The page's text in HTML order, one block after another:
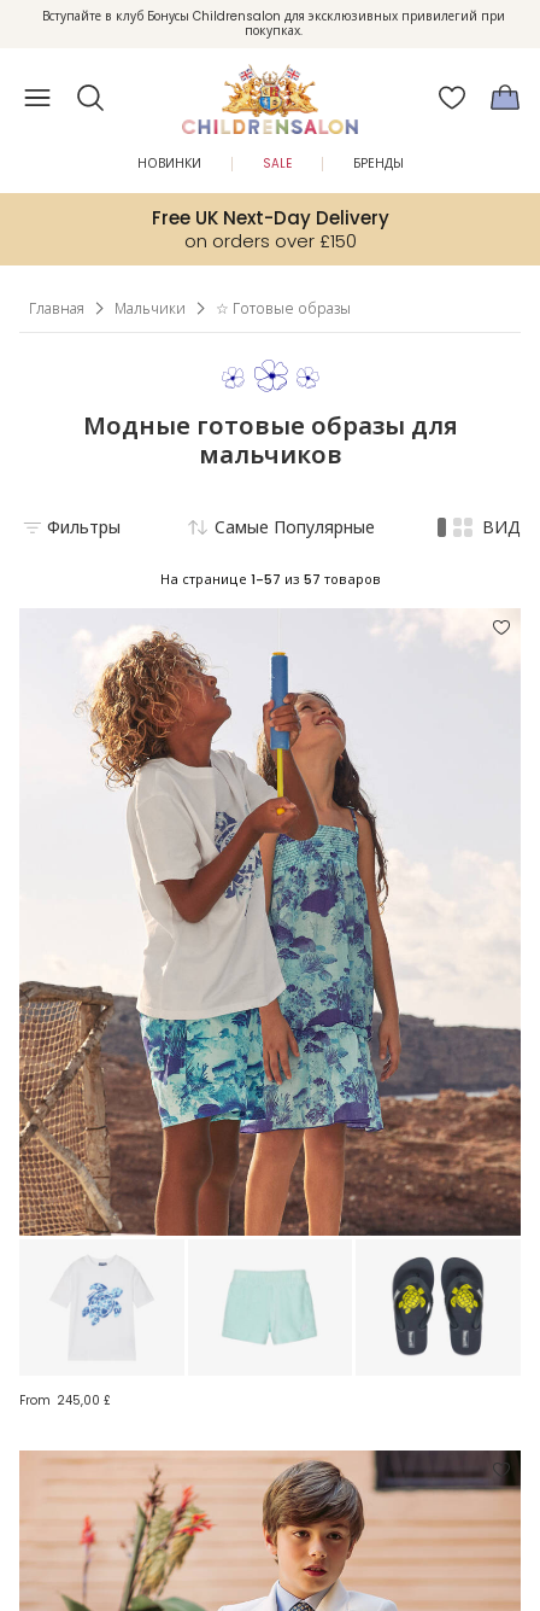
Enjoy 10% off your first order as a little welcome gift. Sign up here.
Вступайте в клуб Бонусы Childrensalon для эксклюзивных привилегий при
покупках.
Free UK Next-Day Delivery
on orders over £150
НОВИНКИ SALE БРЕНДЫ
Главная Мальчики ☆ Готовые образы
Модные готовые образы для
мальчиков
Фильтры Самые Популярные ВИД
На странице 1-57 из 57 товаров
From 245,00 £